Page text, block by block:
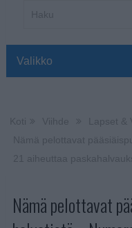
Valikko
Nämä pelottavat